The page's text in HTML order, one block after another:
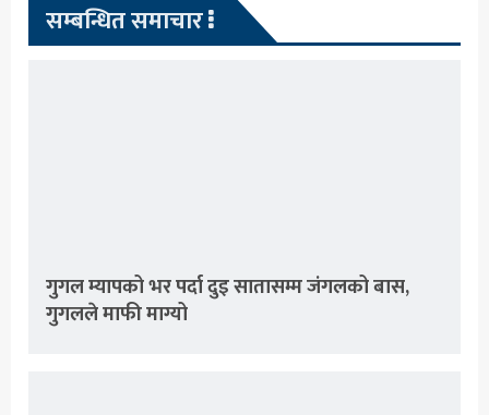
सम्बन्धित समाचार
गुगल म्यापको भर पर्दा दुइ सातासम्म जंगलको बास,
गुगलले माफी माग्यो